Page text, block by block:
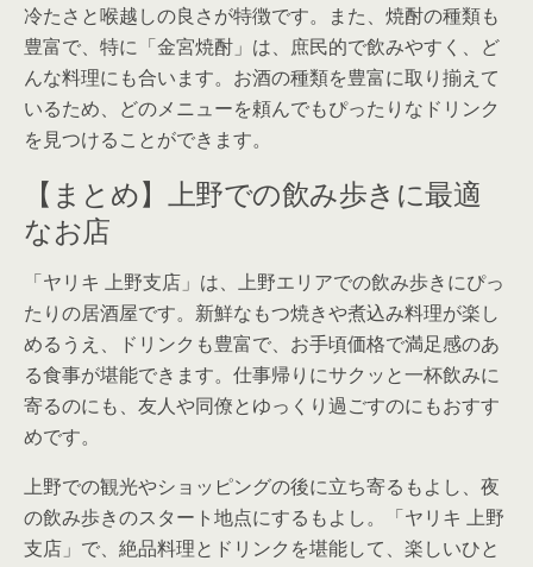
冷たさと喉越しの良さが特徴です。また、焼酎の種類も
豊富で、特に「金宮焼酎」は、庶民的で飲みやすく、ど
んな料理にも合います。お酒の種類を豊富に取り揃えて
いるため、どのメニューを頼んでもぴったりなドリンク
を見つけることができます。
【まとめ】上野での飲み歩きに最適
なお店
「ヤリキ 上野支店」は、上野エリアでの飲み歩きにぴっ
たりの居酒屋です。新鮮なもつ焼きや煮込み料理が楽し
めるうえ、ドリンクも豊富で、お手頃価格で満足感のあ
る食事が堪能できます。仕事帰りにサクッと一杯飲みに
寄るのにも、友人や同僚とゆっくり過ごすのにもおすす
めです。
上野での観光やショッピングの後に立ち寄るもよし、夜
の飲み歩きのスタート地点にするもよし。「ヤリキ 上野
支店」で、絶品料理とドリンクを堪能して、楽しいひと